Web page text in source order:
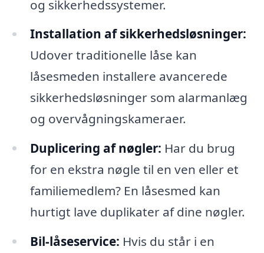
og sikkerhedssystemer.
Installation af sikkerhedsløsninger:
Udover traditionelle låse kan
låsesmeden installere avancerede
sikkerhedsløsninger som alarmanlæg
og overvågningskameraer.
Duplicering af nøgler: Har du brug
for en ekstra nøgle til en ven eller et
familiemedlem? En låsesmed kan
hurtigt lave duplikater af dine nøgler.
Bil-låseservice: Hvis du står i en